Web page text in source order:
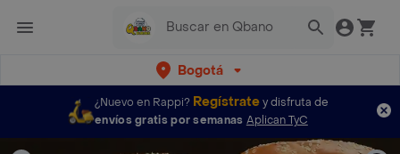
Bogotá
¿Nuevo en Rappi? Regístratey disfruta de
envíos gratis por semanas Aplican TyC